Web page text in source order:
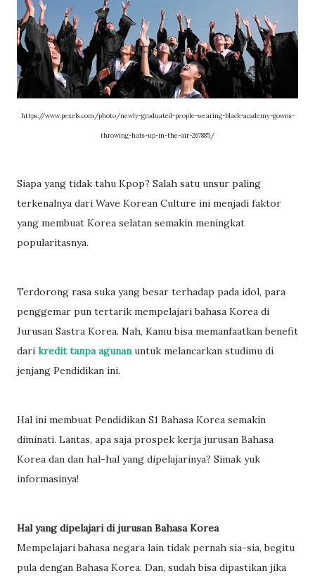
https://www.pexels.com/photo/newly-graduated-people-wearing-black-academy-gowns-
throwing-hats-up-in-the-air-267885/
Siapa yang tidak tahu Kpop? Salah satu unsur paling
terkenalnya dari Wave Korean Culture ini menjadi faktor
yang membuat Korea selatan semakin meningkat
popularitasnya.
Terdorong rasa suka yang besar terhadap pada idol, para
penggemar pun tertarik mempelajari bahasa Korea di
Jurusan Sastra Korea. Nah, Kamu bisa memanfaatkan benefit
dari kredit tanpa agunanuntuk melancarkan studimu di
jenjang Pendidikan ini.
Hal ini membuat Pendidikan S1 Bahasa Korea semakin
diminati. Lantas, apa saja prospek kerja jurusan Bahasa
Korea dan dan hal-hal yang dipelajarinya? Simak yuk
informasinya!
Hal yang dipelajari di jurusan Bahasa Korea
Mempelajari bahasa negara lain tidak pernah sia-sia, begitu
pula dengan Bahasa Korea. Dan, sudah bisa dipastikan jika